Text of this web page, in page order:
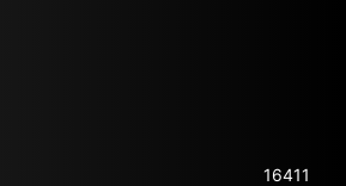
16411